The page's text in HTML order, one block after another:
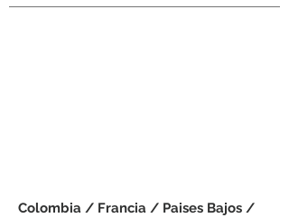
Colombia / Francia / Paises Bajos /